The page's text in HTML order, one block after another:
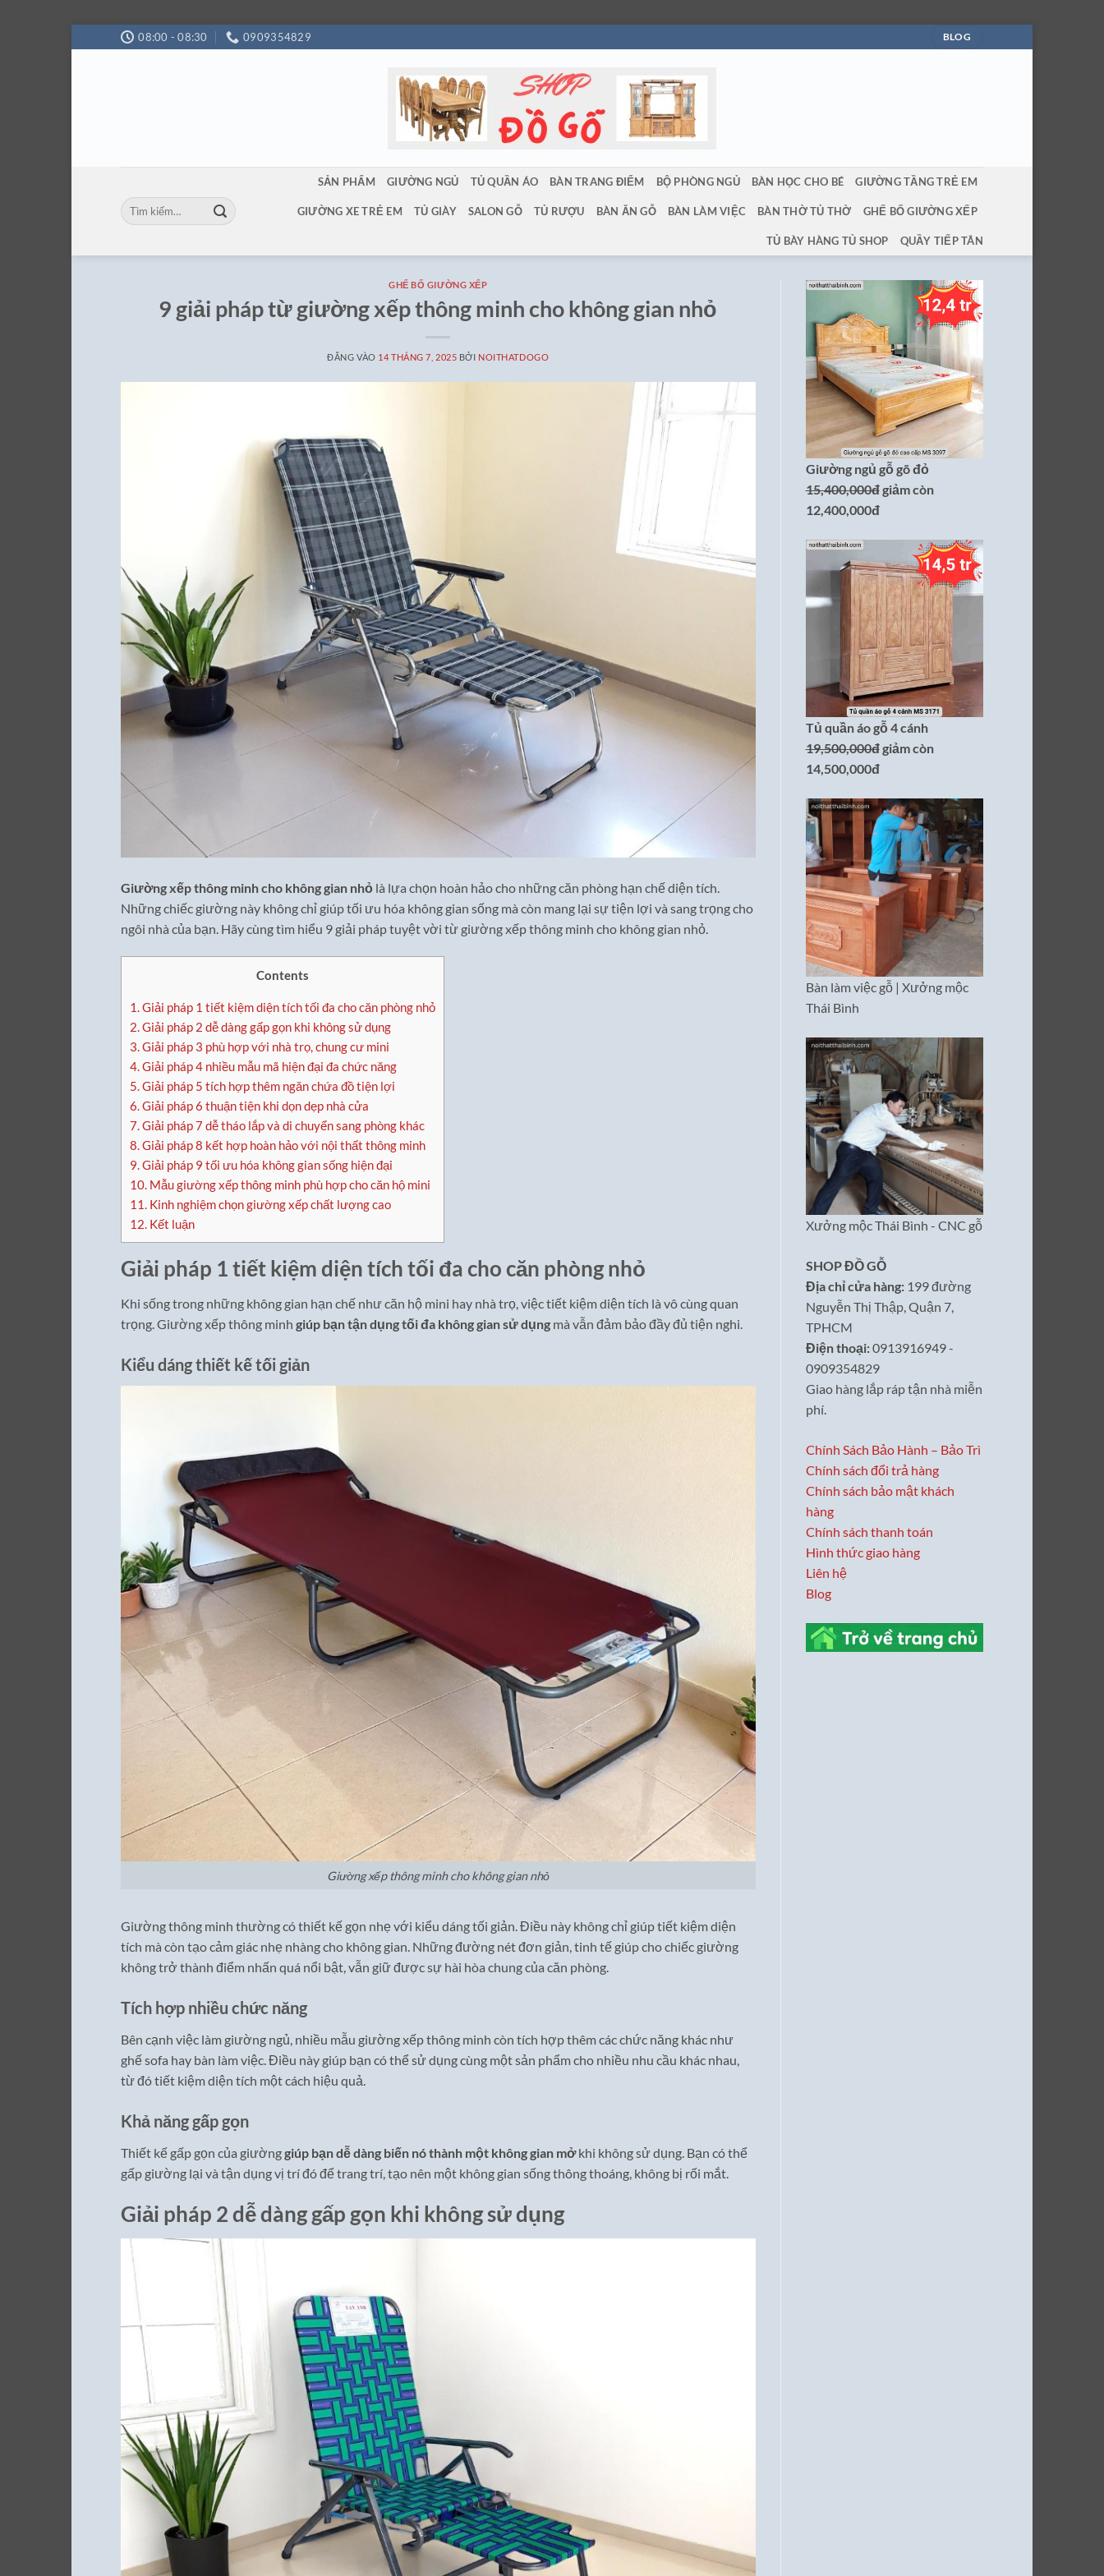
qua
08:00 - 08:30 0909354829 BLOG
Tìm
kiếm:
SẢN PHẨM GIƯỜNG NGỦ TỦ QUẦN ÁO BÀN TRANG ĐIỂM BỘ PHÒNG NGỦ BÀN HỌC CHO BÉ GIƯỜNG TẦNG TRẺ EM
GIƯỜNG XE TRẺ EM TỦ GIÀY SALON GỖ TỦ RƯỢU BÀN ĂN GỖ BÀN LÀM VIỆC BÀN THỜ TỦ THỜ GHẾ BỐ GIƯỜNG XẾP
TỦ BÀY HÀNG TỦ SHOP QUẦY TIẾP TÂN
GHẾ BỐ GIƯỜNG XẾP
9 giải pháp từ giường xếp thông minh cho không gian nhỏ
ĐĂNG VÀO 14 THÁNG 7, 2025 BỞI NOITHATDOGO
Giường xếp thông minh cho không gian nhỏ là lựa chọn hoàn hảo cho những căn phòng hạn chế diện tích.
Những chiếc giường này không chỉ giúp tối ưu hóa không gian sống mà còn mang lại sự tiện lợi và sang trọng cho
ngôi nhà của bạn. Hãy cùng tìm hiểu 9 giải pháp tuyệt vời từ giường xếp thông minh cho không gian nhỏ.
Contents
1.Giải pháp 1 tiết kiệm diện tích tối đa cho căn phòng nhỏ
2.Giải pháp 2 dễ dàng gấp gọn khi không sử dụng
3.Giải pháp 3 phù hợp với nhà trọ, chung cư mini
4.Giải pháp 4 nhiều mẫu mã hiện đại đa chức năng
5.Giải pháp 5 tích hợp thêm ngăn chứa đồ tiện lợi
6.Giải pháp 6 thuận tiện khi dọn dẹp nhà cửa
7.Giải pháp 7 dễ tháo lắp và di chuyển sang phòng khác
8.Giải pháp 8 kết hợp hoàn hảo với nội thất thông minh
9.Giải pháp 9 tối ưu hóa không gian sống hiện đại
10. Mẫu giường xếp thông minh phù hợp cho căn hộ mini
11. Kinh nghiệm chọn giường xếp chất lượng cao
12. Kết luận
Giải pháp 1 tiết kiệm diện tích tối đa cho căn phòng nhỏ
Khi sống trong những không gian hạn chế như căn hộ mini hay nhà trọ, việc tiết kiệm diện tích là vô cùng quan
trọng. Giường xếp thông minh giúp bạn tận dụng tối đa không gian sử dụng mà vẫn đảm bảo đầy đủ tiện nghi.
Kiểu dáng thiết kế tối giản
Giường xếp thông minh cho không gian nhỏ
Giường thông minh thường có thiết kế gọn nhẹ với kiểu dáng tối giản. Điều này không chỉ giúp tiết kiệm diện
tích mà còn tạo cảm giác nhẹ nhàng cho không gian. Những đường nét đơn giản, tinh tế giúp cho chiếc giường
không trở thành điểm nhấn quá nổi bật, vẫn giữ được sự hài hòa chung của căn phòng.
Tích hợp nhiều chức năng
Bên cạnh việc làm giường ngủ, nhiều mẫu giường xếp thông minh còn tích hợp thêm các chức năng khác như
ghế sofa hay bàn làm việc. Điều này giúp bạn có thể sử dụng cùng một sản phẩm cho nhiều nhu cầu khác nhau,
từ đó tiết kiệm diện tích một cách hiệu quả.
Khả năng gấp gọn
Thiết kế gấp gọn của giườnggiúp bạn dễ dàng biến nó thành một không gian mởkhi không sử dụng. Bạn có thể
gấp giường lại và tận dụng vị trí đó để trang trí, tạo nên một không gian sống thông thoáng, không bị rối mắt.
Giải pháp 2 dễ dàng gấp gọn khi không sử dụng
Giường ngủ gỗ gõ đỏ
15,400,000đgiảm còn
12,400,000đ
Tủ quần áo gỗ 4 cánh
19,500,000đgiảm còn
14,500,000đ
Bàn làm việc gỗ | Xưởng mộc
Thái Bình
Xưởng mộc Thái Bình - CNC gỗ
SHOP ĐỒ GỖ
Địa chỉ cửa hàng:199 đường
Nguyễn Thị Thập, Quận 7,
TPHCM
Điện thoại:0913916949 -
0909354829
Giao hàng lắp ráp tận nhà miễn
phí.
Chính Sách Bảo Hành – Bảo Trì
Chính sách đổi trả hàng
Chính sách bảo mật khách
hàng
Chính sách thanh toán
Hình thức giao hàng
Liên hệ
Blog